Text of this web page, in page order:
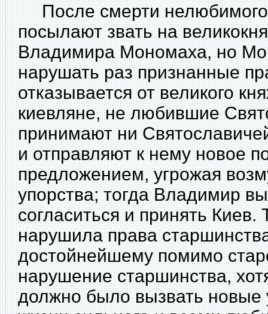
После смерти нелюбимого
посылают звать на
Владимира Мономаха, но
нарушать раз признанные
отказывается от великого
киевляне, не любившие
принимают ни
и отправляют к нему новое
предложением, угрожая
упорства; тогда Владимир
согласиться и принять Киев.
нарушила права
достойнейшему помимо
нарушение старшинства,
должно было вызвать новые